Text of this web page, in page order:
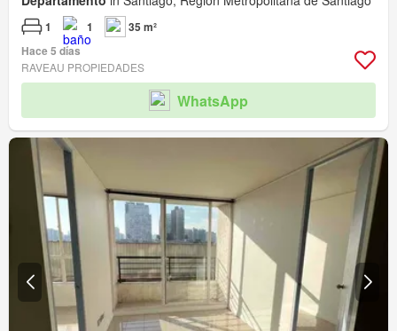
1 1
35 m²
Hace 5 días
RAVEAU PROPIEDADES
WhatsApp